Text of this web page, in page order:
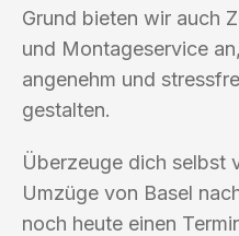
Grund bieten wir auch
und Montageservice
angenehm und
gestalten.
Überzeuge dich selbst
Umzüge von Basel
noch heute einen